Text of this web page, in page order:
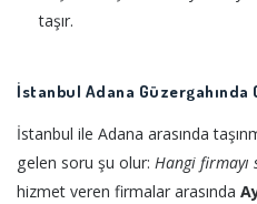
taşır.
İstanbul Adana
İstanbul ile Adana arasında
gelen soru şu olur: Hangi firmayı
hizmet veren firmalar arasında